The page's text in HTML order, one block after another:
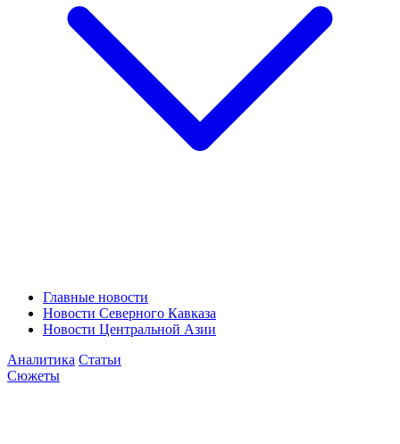
Главные новости
Новости Северного Кавказа
Новости Центральной Азии
Аналитика Статьи
Сюжеты